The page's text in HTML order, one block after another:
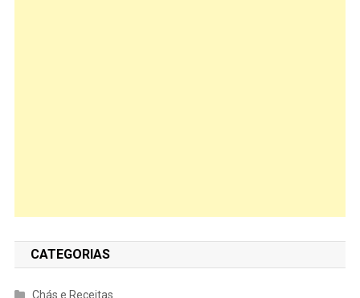
CATEGORIAS
Chás e Receitas